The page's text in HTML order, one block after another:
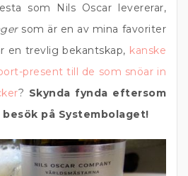
som Nils Oscar levererar,
som är en av mina favoriter
en trevlig bekantskap, kanske
present till de som snöar in
? Skynda fynda eftersom
på Systembolaget!